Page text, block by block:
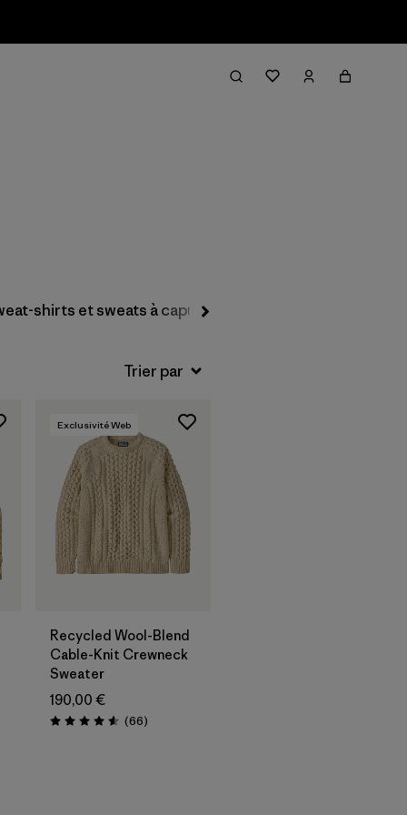
Filter & Sort
shirts et sweats à capuche
Exclusivité Web
Recycled Wool-Blend
Cable-Knit Crewneck
Sweater
190,00 €
Évaluation: 4.6 / 5
(66Avis
)